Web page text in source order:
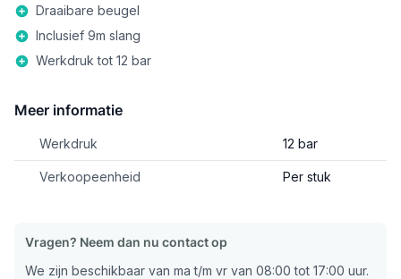
Draaibare beugel
Inclusief 9m slang
Werkdruk tot 12 bar
Meer informatie
Werkdruk 12 bar
Verkoopeenheid Per stuk
Vragen? Neem dan nu contact op
We zijn beschikbaar van ma t/m vr van 08:00 tot 17:00 uur.